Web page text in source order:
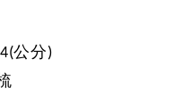
公分)